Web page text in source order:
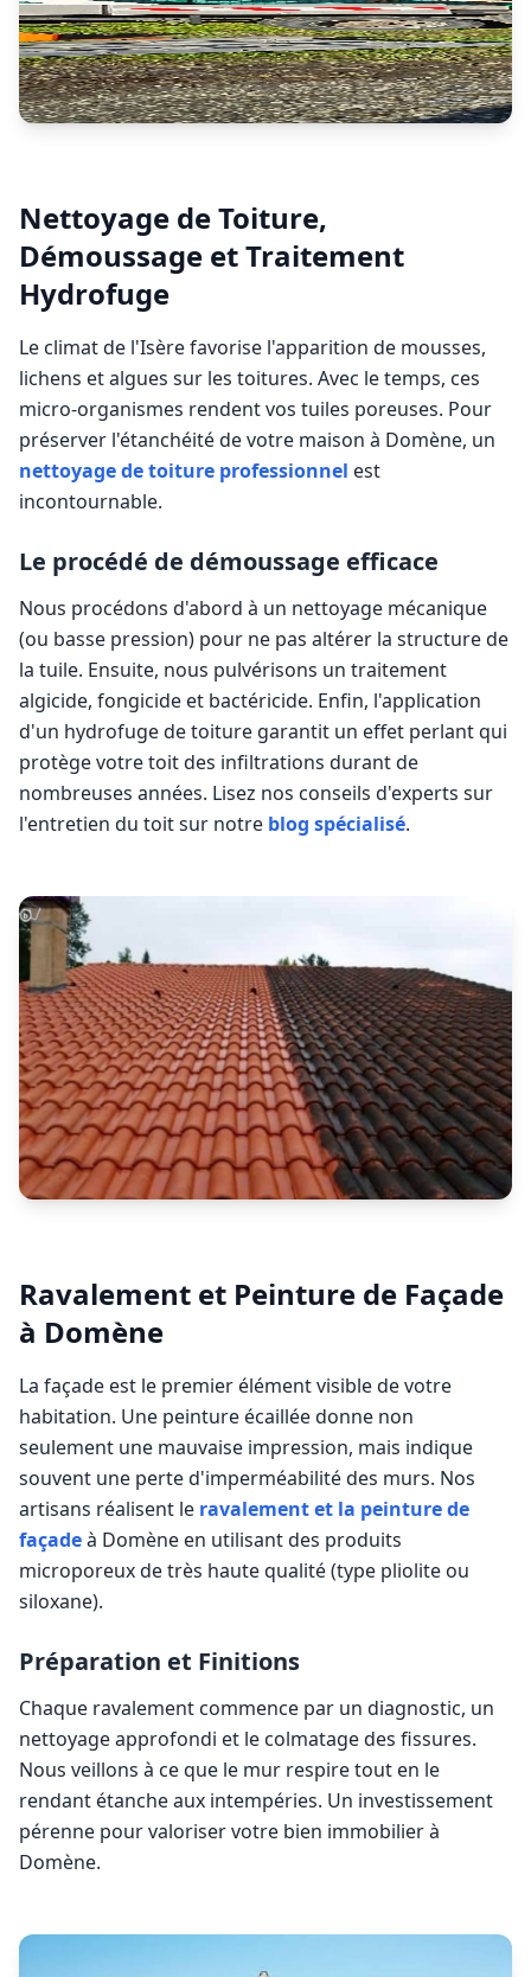
Nettoyage de Toiture,
Démoussage et Traitement
Hydrofuge
Le climat de l'Isère favorise l'apparition de mousses,
lichens et algues sur les toitures. Avec le temps, ces
micro-organismes rendent vos tuiles poreuses. Pour
préserver l'étanchéité de votre maison à Domène, un
nettoyage de toiture professionnel est
incontournable.
Le procédé de démoussage efficace
Nous procédons d'abord à un nettoyage mécanique
(ou basse pression) pour ne pas altérer la structure de
la tuile. Ensuite, nous pulvérisons un traitement
algicide, fongicide et bactéricide. Enfin, l'application
d'un hydrofuge de toiture garantit un effet perlant qui
protège votre toit des infiltrations durant de
nombreuses années. Lisez nos conseils d'experts sur
l'entretien du toit sur notre blog spécialisé.
Ravalement et Peinture de Façade
à Domène
La façade est le premier élément visible de votre
habitation. Une peinture écaillée donne non
seulement une mauvaise impression, mais indique
souvent une perte d'imperméabilité des murs. Nos
artisans réalisent le ravalement et la peinture de
façadeà Domène en utilisant des produits
microporeux de très haute qualité (type pliolite ou
siloxane).
Préparation et Finitions
Chaque ravalement commence par un diagnostic, un
nettoyage approfondi et le colmatage des fissures.
Nous veillons à ce que le mur respire tout en le
rendant étanche aux intempéries. Un investissement
pérenne pour valoriser votre bien immobilier à
Domène.